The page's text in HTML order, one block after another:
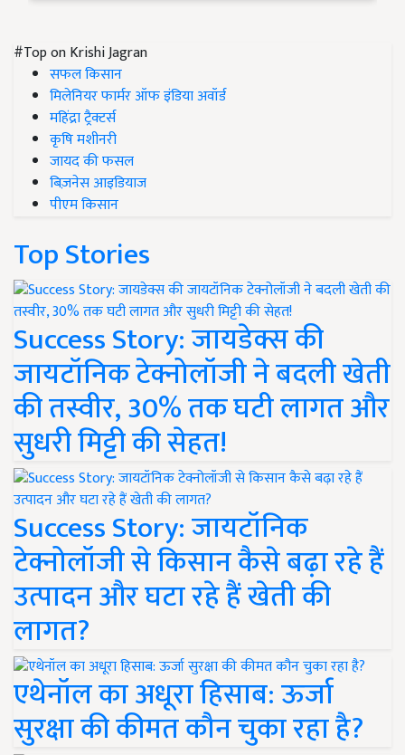
#Top on Krishi Jagran
सफल किसान
मिलेनियर फार्मर ऑफ इंडिया अवॉर्ड
महिंद्रा ट्रैक्टर्स
कृषि मशीनरी
जायद की फसल
बिज़नेस आइडियाज
पीएम किसान
Top Stories
Success Story: जायडेक्स की
जायटॉनिक टेक्नोलॉजी ने बदली खेती
की तस्वीर, 30% तक घटी लागत और
सुधरी मिट्टी की सेहत!
Success Story: जायटॉनिक
टेक्नोलॉजी से किसान कैसे बढ़ा रहे हैं
उत्पादन और घटा रहे हैं खेती की
लागत?
एथेनॉल का अधूरा हिसाब: ऊर्जा
सुरक्षा की कीमत कौन चुका रहा है?